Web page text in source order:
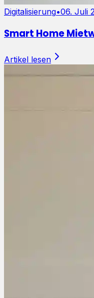
Digitalisierung•06. Juli
Smart Home
Artikel lesen